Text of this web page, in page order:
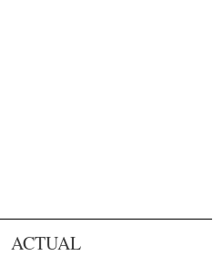
ACTUAL